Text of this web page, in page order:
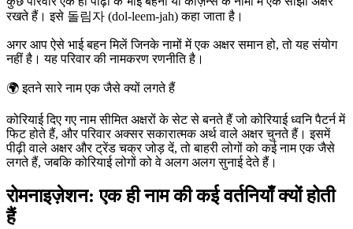
रखते हैं। इसे 돌림자 (dol-leem-jah) कहा जाता है।
अगर आप ऐसे भाई बहन मिलें जिनके नामों में एक अक्षर समान हो, तो यह संयोग
नहीं है। यह परिवार की नामकरण रणनीति है।
🌍इतने सारे नाम एक जैसे क्यों लगते हैं
कोरियाई दिए गए नाम सीमित अक्षरों के सेट से बनते हैं जो कोरियाई ध्वनि पैटर्न में
फिट होते हैं, और परिवार अक्सर सकारात्मक अर्थ वाले अक्षर चुनते हैं। इसमें
पीढ़ी वाले अक्षर और ट्रेंड चक्र जोड़ दें, तो बाहरी लोगों को कई नाम एक जैसे
लगते हैं, जबकि कोरियाई लोगों को वे अलग अलग सुनाई देते हैं।
रोमनाइज़ेशन: एक ही नाम की कई वर्तनियाँ क्यों होती
हैं